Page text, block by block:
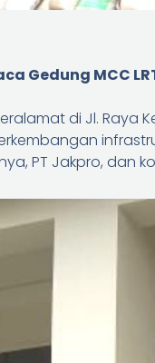
Gedung MCC
di Jl. Raya
PT Jakpro, dan